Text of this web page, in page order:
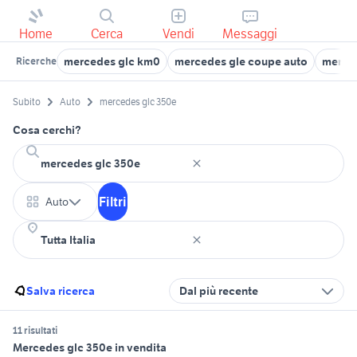
Home Cerca Vendi Messaggi
Ricerche mercedes glc km0 mercedes gle coupe auto
Subito Auto mercedes glc 350e
Cosa cerchi?
Auto Filtri
Salva ricerca Dal più recente
11 risultati
Mercedes glc 350e in vendita